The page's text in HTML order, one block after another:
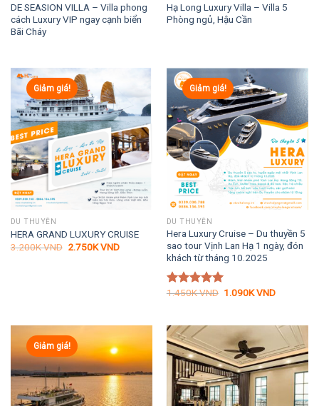
DE SEASION VILLA – Villa phong
cách Luxury VIP ngay cạnh biển
Bãi Cháy
Hạ Long Luxury Villa – Villa 5
Phòng ngủ, Hậu Cần
Giảm giá!
DU THUYỀN
HERA GRAND LUXURY CRUISE
3.200KVND Giá
2.750KVNDGiá
2.750K VND.
Giảm giá!
DU THUYỀN
Hera Luxury Cruise – Du thuyền 5
sao tour Vịnh Lan Hạ 1 ngày, đón
khách từ tháng 10.2025
Được xếp
1.450KVND Giá
1.090KVNDGiá
1.090K
Giảm giá!